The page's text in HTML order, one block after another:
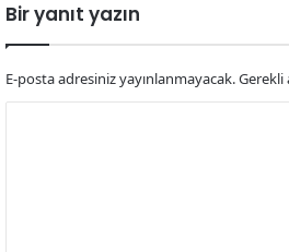
Bir yanıt yazın
E-posta adresiniz yayınlanmayacak.Gerekli